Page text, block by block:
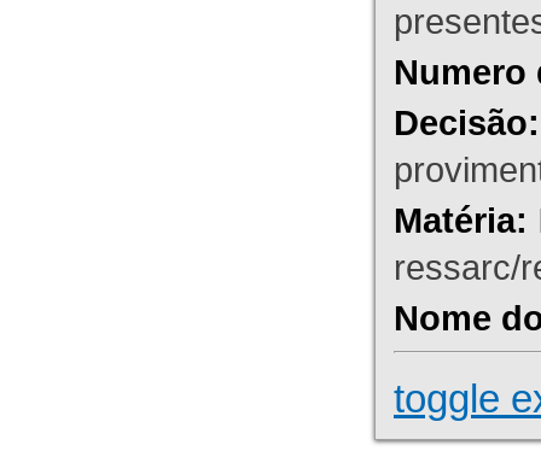
Numero
Decisão:
Matéria:
ressarc/
Nome
toggle